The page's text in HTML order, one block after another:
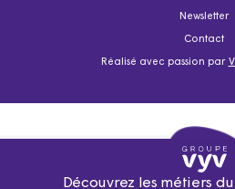
Newsletter
Contact
Réalisé avec passion par
Découvrez les métiers